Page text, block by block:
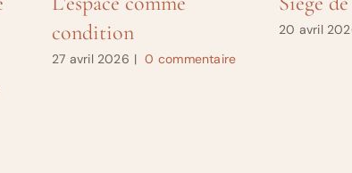
condition
27 avril 2026 | 0 commentaire
20 avril